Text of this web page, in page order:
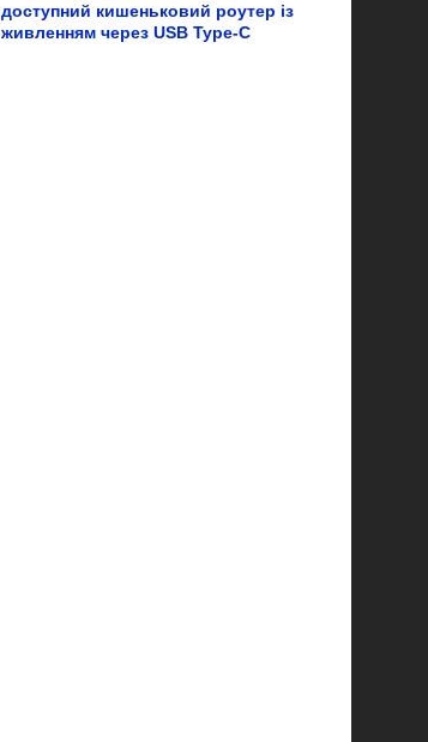
доступний кишеньковий роутер із
живленням через USB Type-C